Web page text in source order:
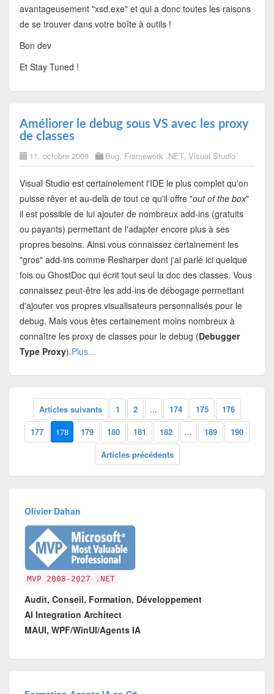
avantageusement "xsd.exe" et qui a donc toutes les raisons
de se trouver dans votre boîte à outils !
Bon dev
Et Stay Tuned !
Améliorer le debug sous VS avec les proxy
de classes
11. octobre 2008 Bug, Framework .NET, Visual Studio
Visual Studio est certainelement l'IDE le plus complet qu'on
puisse rêver et au-delà de tout ce qu'il offre "out of the box"
il est possible de lui ajouter de nombreux add-ins (gratuits
ou payants) permettant de l'adapter encore plus à ses
propres besoins. Ainsi vous connaissez certainement les
"gros" add-ins comme Resharper dont j'ai parlé ici quelque
fois ou GhostDoc qui écrit tout seul la doc des classes. Vous
connaissez peut-être les add-ins de débogage permettant
d'ajouter vos propres visualisateurs personnalisés pour le
debug. Mais vous êtes certainement moins nombreux à
connaître les proxy de classes pour le debug (Debugger
Type Proxy).Plus...
Articles suivants 1 2 ... 174 175
176
177
178 179 180 181 182 ... 189
190
Articles précédents
Olivier Dahan
MVP 2008-2027 .NET
Audit, Conseil, Formation, Développement
AI Integration Architect
MAUI, WPF/WinUI/Agents IA